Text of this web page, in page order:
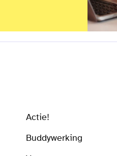
Actie!
Buddywerking